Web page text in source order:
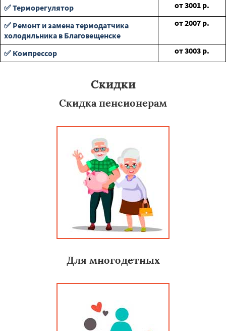
✅ Терморегулятор от3001 р.
✅ Ремонт и замена термодатчика
холодильника в Благовещенске
от2007 р.
✅ Компрессор от3003 р.
Скидки
Скидка пенсионерам
Для многодетных